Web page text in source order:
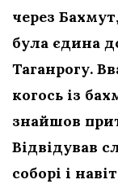
через
була єдина
Таганрогу.
когось із
знайшов
Відвідував
соборі і